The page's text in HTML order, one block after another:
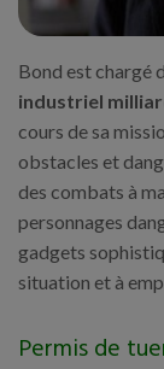
Bond est chargé
industriel
cours de sa
obstacles et
des combats à
personnages
gadgets
situation et à
Permis de